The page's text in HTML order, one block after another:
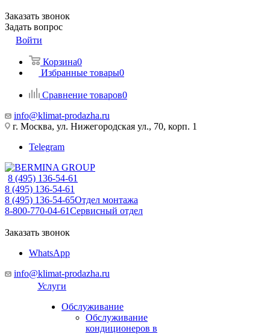
Заказать звонок
Задать вопрос
Войти
Корзина0
Избранные товары0
Сравнение товаров0
info@klimat-prodazha.ru
г. Москва, ул. Нижегородская ул., 70, корп. 1
Telegram
8 (495) 136-54-61
8 (495) 136-54-61
8 (495) 136-54-65Отдел монтажа
8-800-770-04-61Сервисный отдел
Заказать звонок
WhatsApp
info@klimat-prodazha.ru
Услуги
Обслуживание
Обслуживание
кондиционеров в